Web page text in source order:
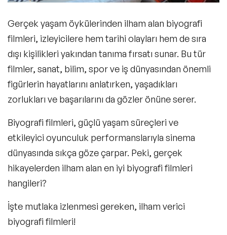
The Theory of Everything (2014) –
Stephen Hawking’in Zihin Açıcı
Yolculuğu
Rocketman (2019) – Elton John’un
Efsanevi Müzikal Yolculuğu
Biyografi Filmleri Hakkında Sıkça
Gerçek yaşam öykülerinden ilham alan biyografi
filmleri, izleyicilere hem tarihi olayları hem de sıra
dışı kişilikleri yakından tanıma fırsatı sunar. Bu tür
filmler, sanat, bilim, spor ve iş dünyasından önemli
figürlerin hayatlarını anlatırken, yaşadıkları
zorlukları ve başarılarını da gözler önüne serer.
Biyografi filmleri, güçlü yaşam süreçleri ve
etkileyici oyunculuk performanslarıyla sinema
dünyasında sıkça göze çarpar. Peki, gerçek
hikayelerden ilham alan en iyi biyografi filmleri
hangileri?
İşte mutlaka izlenmesi gereken, ilham verici
biyografi filmleri!